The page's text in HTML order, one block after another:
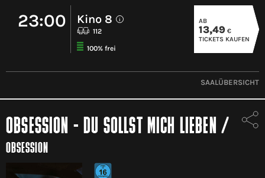
23:00 Kino 8 i
112
100% frei
AB
13,49 €
TICKETS KAUFEN
SAALÜBERSICHT
OBSESSION - DU SOLLST MICH LIEBEN /
OBSESSION